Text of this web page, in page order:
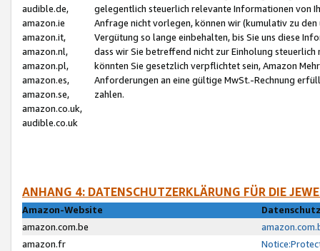
audible.de,
amazon.ie
amazon.it,
amazon.nl,
amazon.pl,
amazon.es,
amazon.se,
amazon.co.uk,
audible.co.uk
gelegentlich steuerlich relevante Informationen von
Anfrage nicht vorlegen, können wir (kumulativ zu
Vergütung so lange einbehalten, bis Sie uns diese
dass wir Sie betreffend nicht zur Einholung
könnten Sie gesetzlich verpflichtet sein, Amazon
Anforderungen an eine gültige MwSt.-Rechnung
zahlen.
ANHANG 4: DATENSCHUTZERKLÄRUNG FÜR DIE
Amazon-Website
amazon.com.be
amazon.fr